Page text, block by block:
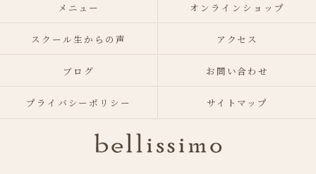
メニュー オンラインショップ
スクール生からの声 アクセス
ブログ お問い合わせ
プライバシーポリシー サイトマップ